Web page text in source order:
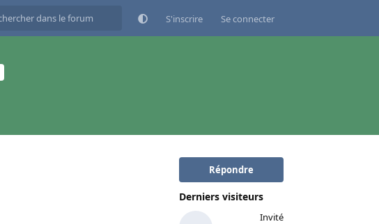
S'inscrire Se connecter
Répondre
Derniers visiteurs
Invité